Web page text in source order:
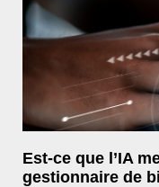
Est-ce que l’IA
gestionnaire de